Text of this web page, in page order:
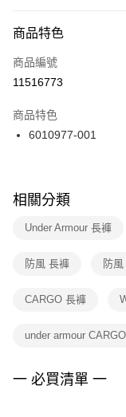
３．安心：先確認商品／
【「AFTEE先享後付」結
１．於結帳方式選擇「
２．訂單成立數日內，您
３．收到繳費通知簡訊
ATM／網路銀行／等多
※ 交易是否成功請以「
是否繳費成功／繳費後
客戶支援中心」https://
１．透過由恩沛科技股
權轉讓予恩沛科技股份
３．未成年的使用者請
４．使用「AFTEE先享
每筆NT$100，滿
宅配
每筆NT$100，滿
付款後門市自取
每筆NT$100，滿
商品特色
商品編號
11516773
商品特色
6010977-001
相關分類
Under Armour 長褲
防風 長褲 防
CARGO 長褲
under armour CARGO
一 必買清單 一